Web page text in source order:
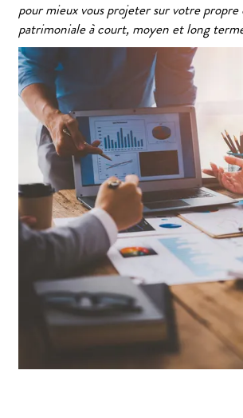
pour mieux vous projeter sur votre propre
patrimoniale à court, moyen et long